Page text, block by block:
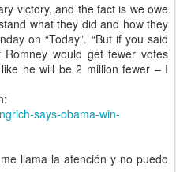
victory, and the fact is we owe
what they did and how they
on “Today”. “But if you said
would get fewer votes
he will be 2 million fewer – I
says-obama-win-
llama la atención y no puedo